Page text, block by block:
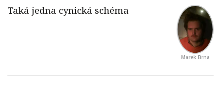
Marek Brna